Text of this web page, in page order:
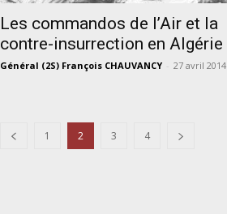
Les commandos de l’Air et la
contre-insurrection en Algérie
Général (2S) François CHAUVANCY - 27 avril 2014
1 2 3 4